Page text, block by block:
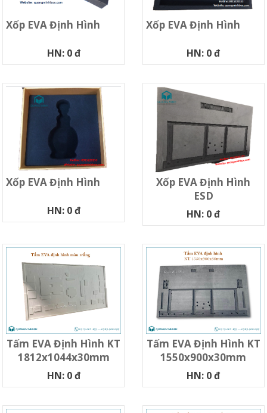
Xốp EVA Định Hình
HN: 0 đ
Xốp EVA Định Hình
HN: 0 đ
Xốp EVA Định Hình
HN: 0 đ
Xốp EVA Định Hình
ESD
HN: 0 đ
Tấm EVA Định Hình KT
1812x1044x30mm
HN: 0 đ
Tấm EVA Định Hình KT
1550x900x30mm
HN: 0 đ